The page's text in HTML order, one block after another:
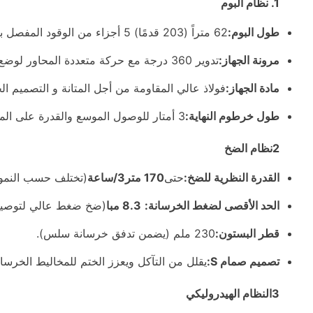
1. نظام البوم
طول البوم:62 متراً (203 قدمًا) 5 أجزاء من الوقود المفصل بالكامل.
مرونة الجهاز:تدوير 360 درجة مع حركة متعددة المحاور لوضع الخرسانة بدقة.
مادة الجهاز:فولاذ عالي المقاومة من أجل المتانة و التصميم
طول خرطوم النهاية:3 أمتار للوصول الموسع والقدرة على المناورة.
2نظام الضخ
القدرة النظرية للضخ:حتى170 متر3/ساعة
(تختلف حسب
الحد الأقصى لضغط الخرسانة: 8.3 مبا
(ضخ ضغط عالي
قطر البستون:230 ملم (يضمن تدفق خرسانة سلس).
تصميم صمام S:
يقلل من التآكل ويعزز الختم للمخاليط
3النظام الهيدروليكي